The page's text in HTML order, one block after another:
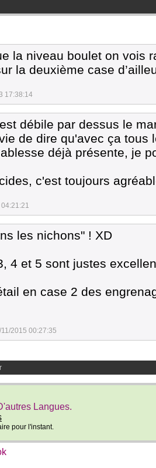
la niveau boulet on vois
la deuxième case
17:38:14
débile par dessus le
de dire qu'avec ça tous
déjà présente, je
c'est toujours
les nichons" ! XD
4 et 5 sont justes
en case 2 des
11/2015 00:27:35
Langues.
pour l'instant.